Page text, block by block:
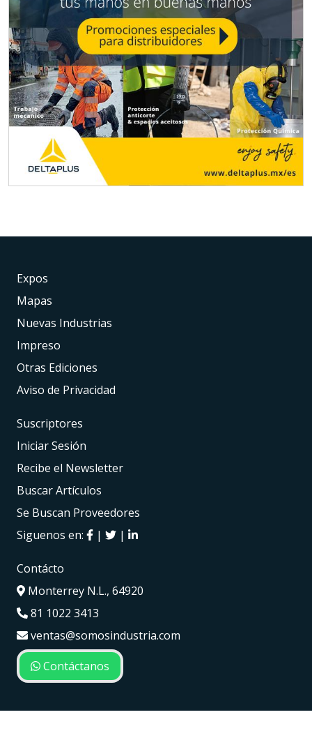
Expos
Mapas
Nuevas Industrias
Impreso
Otras Ediciones
Aviso de Privacidad
Suscriptores
Iniciar Sesión
Recibe el Newsletter
Buscar Artículos
Se Buscan Proveedores
Siguenos en:
| |
Contácto
Monterrey N.L., 64920
81 1022 3413
ventas@somosindustria.com
Contáctanos